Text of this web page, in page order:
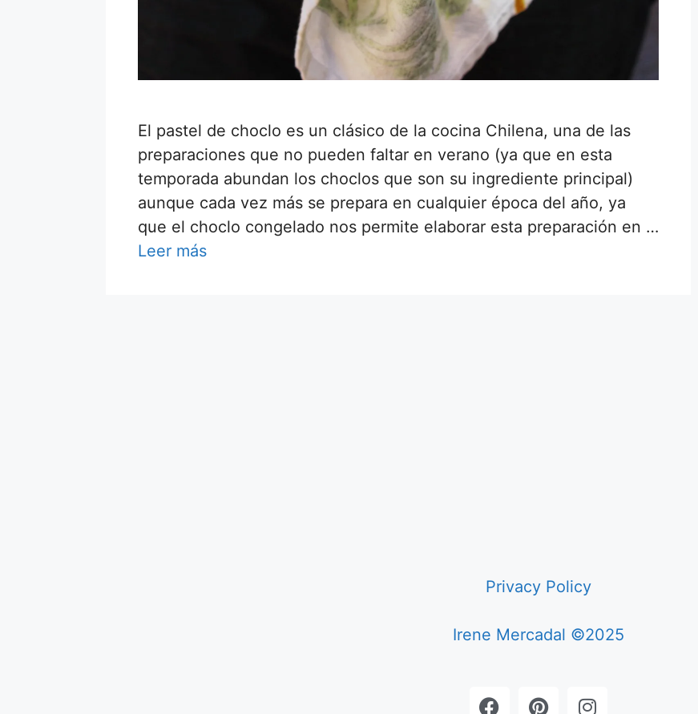
El pastel de choclo es un clásico de la cocina Chilena, una de las
preparaciones que no pueden faltar en verano (ya que en esta
temporada abundan los choclos que son su ingrediente principal)
aunque cada vez más se prepara en cualquier época del año, ya
que el choclo congelado nos permite elaborar esta preparación en …
Leer más
Privacy Policy
Irene Mercadal ©2025